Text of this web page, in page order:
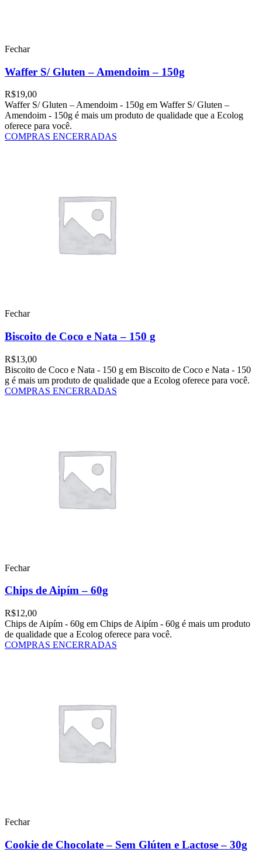
Fechar
Waffer S/ Gluten – Amendoim – 150g
R$19,00
Waffer S/ Gluten – Amendoim - 150g em Waffer S/ Gluten –
Amendoim - 150g é mais um produto de qualidade que a Ecolog
oferece para você.
COMPRAS ENCERRADAS
Fechar
Biscoito de Coco e Nata – 150 g
R$13,00
Biscoito de Coco e Nata - 150 g em Biscoito de Coco e Nata - 150
g é mais um produto de qualidade que a Ecolog oferece para você.
COMPRAS ENCERRADAS
Fechar
Chips de Aipím – 60g
R$12,00
Chips de Aipím - 60g em Chips de Aipím - 60g é mais um produto
de qualidade que a Ecolog oferece para você.
COMPRAS ENCERRADAS
Fechar
Cookie de Chocolate – Sem Glúten e Lactose – 30g